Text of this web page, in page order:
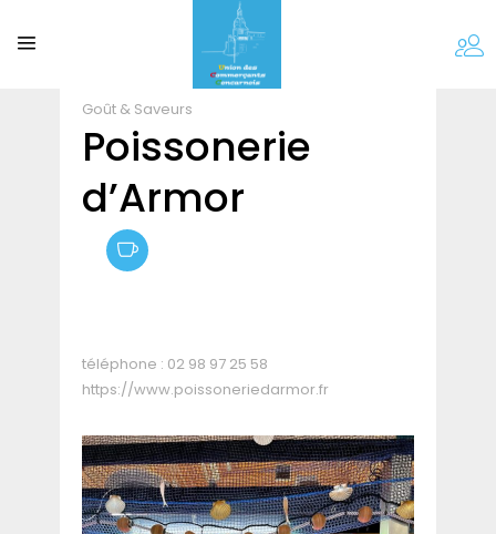
Goût & Saveurs
Poissonerie
d’Armor
téléphone : 02 98 97 25 58
https://www.poissoneriedarmor.fr